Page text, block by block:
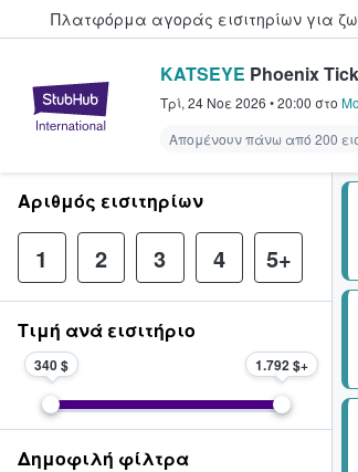
Πλατφόρμα αγοράς εισιτηρίων για
StubHub - Όπου
KATSEYE Phoenix
Τρί, 24 Νοε 2026 •20:00 στο
Απομένουν πάνω από 200
Αριθμός εισιτηρίων
1 2 3 4 5+
Τιμή ανά εισιτήριο
340 $ 1.792 $
Δημοφιλή φίλτρα